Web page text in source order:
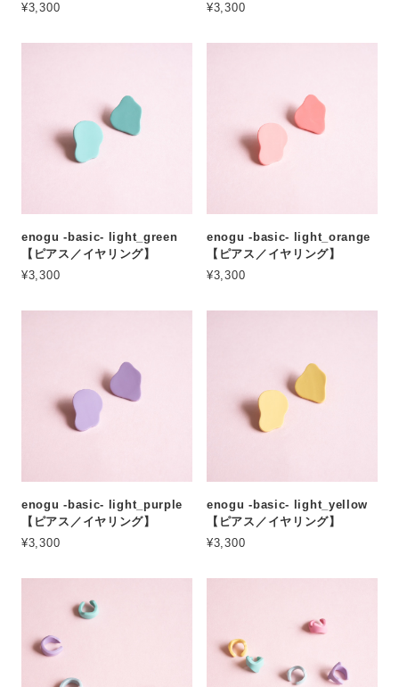
¥3,300
¥3,300
enogu -basic- light_green
【ピアス／イヤリング】
¥3,300
enogu -basic- light_orange
【ピアス／イヤリング】
¥3,300
enogu -basic- light_purple
【ピアス／イヤリング】
¥3,300
enogu -basic- light_yellow
【ピアス／イヤリング】
¥3,300